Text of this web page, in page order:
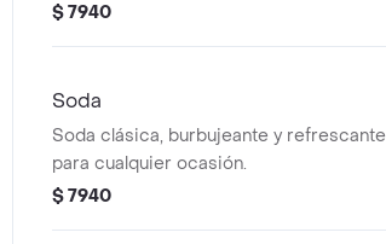
$ 7940
Soda
Soda clásica, burbujeante y refrescante
para cualquier ocasión.
$ 7940